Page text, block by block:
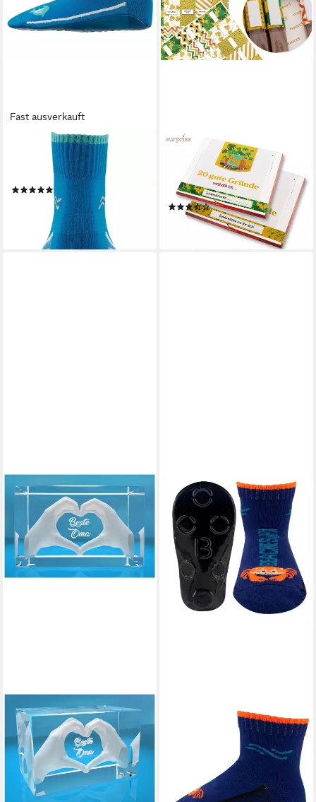
Fast ausverkauft
BEACHIES
Aquasocken Erwachsene
Delfin Wasserschuh
lieferbar - in 3-4 Werktagen bei dir
SURPRISA
Aufkleber Aufkleber Set '20
Gründe' für Merci Schokolade,
personalisierbare Sticker
(10)
8,95 €
lieferbar - in 3-4 Werktagen bei dir